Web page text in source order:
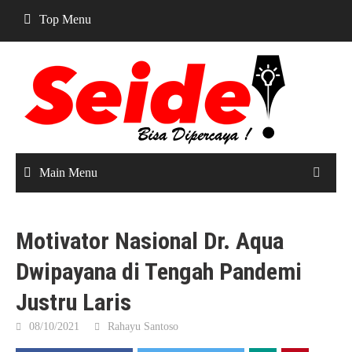
content
Top Menu
Main Menu
Motivator Nasional Dr. Aqua
Dwipayana di Tengah Pandemi
Justru Laris
08/10/2021 Rahayu Santoso